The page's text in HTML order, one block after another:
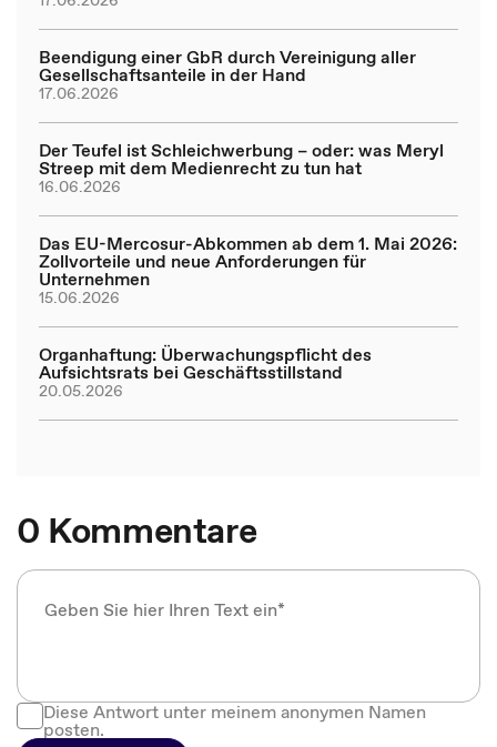
Beendigung einer GbR durch Vereinigung aller
Gesellschaftsanteile in der Hand
17.06.2026
Der Teufel ist Schleichwerbung – oder: was Meryl
Streep mit dem Medienrecht zu tun hat
16.06.2026
Das EU-Mercosur-Abkommen ab dem 1. Mai 2026:
Zollvorteile und neue Anforderungen für
Unternehmen
15.06.2026
Organhaftung: Überwachungspflicht des
Aufsichtsrats bei Geschäftsstillstand
20.05.2026
0 Kommentare
Diese Antwort unter meinem anonymen Namen
posten.